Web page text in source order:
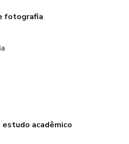
fotografia
estudo acadêmico